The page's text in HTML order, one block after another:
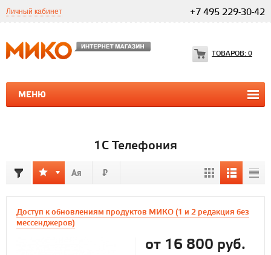
Личный кабинет +7 495 229-30-42
МЕНЮ
ТОВАРОВ: 0
ПРОГРАММЫ 1С 1С
1С Телефония
Доступ к обновлениям продуктов МИКО (1 и 2 редакция без
мессенджеров)
от 16 800 руб.